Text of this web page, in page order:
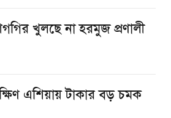
খুলছে না হরমুজ প্রণালী
এশিয়ায় টাকার বড় চমক